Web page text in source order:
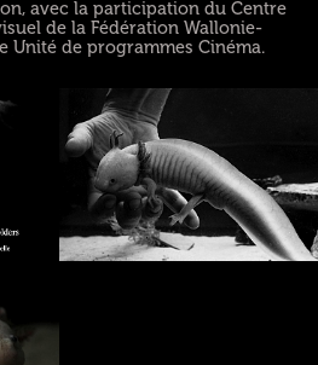
avec la participation du Centre
de la Fédération Wallonie-
Unité de programmes Cinéma.